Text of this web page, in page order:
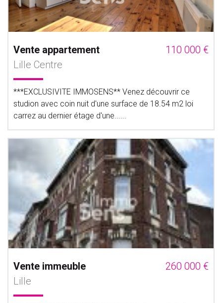
Vente appartement
110 000 €
Lille Centre
***EXCLUSIVITE IMMOSENS** Venez découvrir ce
studion avec coin nuit d'une surface de 18.54 m2 loi
carrez au dernier étage d'une......
Vente immeuble
260 000 €
Lille